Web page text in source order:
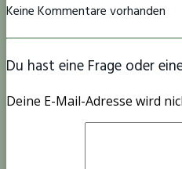
Keine Kommentare vorhanden
Du hast eine Frage oder
Deine E-Mail-Adresse wird